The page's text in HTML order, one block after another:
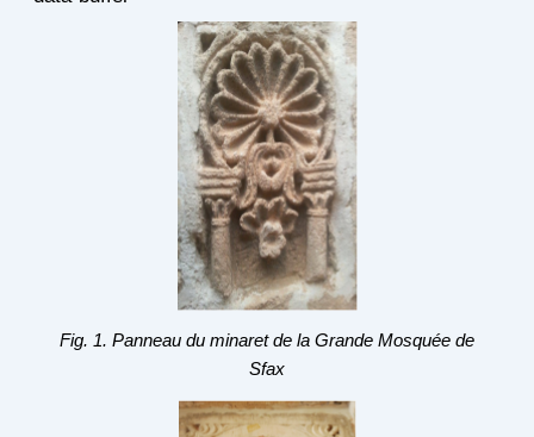
Fig. 1. Panneau du minaret de la Grande Mosquée de
Sfax